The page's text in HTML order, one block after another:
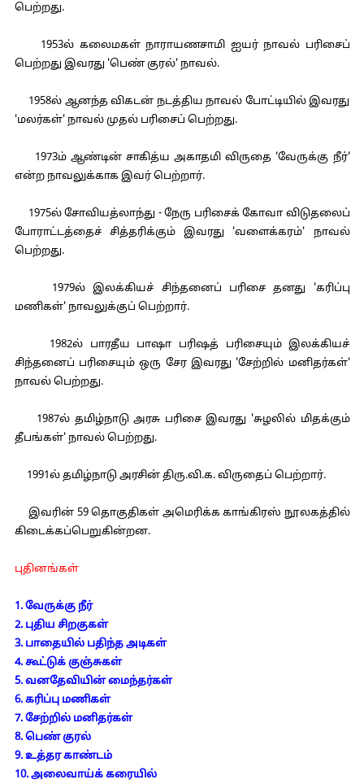
பெற்றது.
1953ல் கலைமகள் நாராயணசாமி ஐயர் நாவல் பரிசைப்
பெற்றது இவரது 'பெண் குரல்' நாவல்.
1958ல் ஆனந்த விகடன் நடத்திய நாவல் போட்டியில் இவரது
'மலர்கள்' நாவல் முதல் பரிசைப் பெற்றது.
1973ம் ஆண்டின் சாகித்ய அகாதமி விருதை 'வேருக்கு நீர்'
என்ற நாவலுக்காக இவர் பெற்றார்.
1975ல் சோவியத்லாந்து - நேரு பரிசைக் கோவா விடுதலைப்
போராட்டத்தைச் சித்தரிக்கும் இவரது 'வளைக்கரம்' நாவல்
பெற்றது.
1979ல் இலக்கியச் சிந்தனைப் பரிசை தனது 'கரிப்பு
மணிகள்' நாவலுக்குப் பெற்றார்.
1982ல் பாரதீய பாஷா பரிஷத் பரிசையும் இலக்கியச்
சிந்தனைப் பரிசையும் ஒரு சேர இவரது 'சேற்றில் மனிதர்கள்'
நாவல் பெற்றது.
1987ல் தமிழ்நாடு அரசு பரிசை இவரது 'சுழலில் மிதக்கும்
தீபங்கள்' நாவல் பெற்றது.
1991ல் தமிழ்நாடு அரசின் திரு.வி.க. விருதைப் பெற்றார்.
இவரின் 59 தொகுதிகள் அமெரிக்க காங்கிரஸ் நூலகத்தில்
கிடைக்கப்பெறுகின்றன.
புதினங்கள்
1. வேருக்கு நீர்
2. புதிய சிறகுகள்
3. பாதையில் பதிந்த அடிகள்
4. கூட்டுக் குஞ்சுகள்
5. வனதேவியின் மைந்தர்கள்
6. கரிப்பு மணிகள்
7. சேற்றில் மனிதர்கள்
8. பெண் குரல்
9. உத்தர காண்டம்
10. அலைவாய்க் கரையில்